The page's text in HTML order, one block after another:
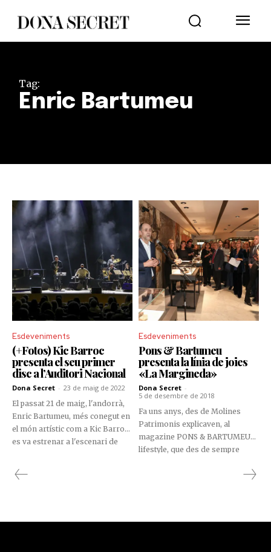
Tag:
Enric Bartumeu
Esdeveniments
(+Fotos) Kic Barroc
presenta el seu primer
disc a l’Auditori Nacional
Dona Secret - 23 de maig de 2022
El passat 21 de maig, l'andorrà,
Enric Bartumeu, més conegut en
el món artístic com a Kic Barroc,
es va estrenar a l'escenari de
titulat Mon Nom.
Esdeveniments
Pons & Bartumeu
presenta la línia de joies
«La Margineda»
Dona Secret -
5 de desembre de 2018
Fa uns anys, des de Molines
Patrimonis explicaven, al
magazine PONS & BARTUMEU
lifestyle, que des de sempre
Roureda de la Margineda tenia